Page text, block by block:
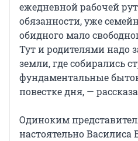
ежедневной рабочей
обязанности, уже
обидного мало
Тут и родителями надо
земли, где собирались
фундаментальные
повестке дня, —
Одиноким
настоятельно Василиса